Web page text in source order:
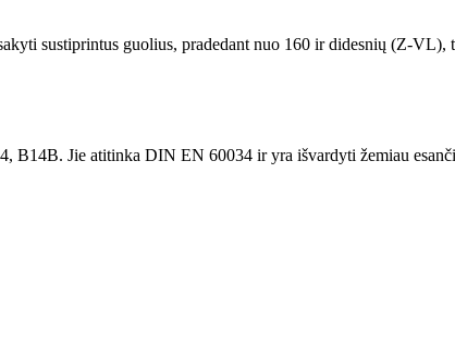
sustiprintus guolius, pradedant nuo 160 ir didesnių (Z-
Jie atitinka DIN EN 60034 ir yra išvardyti žemiau